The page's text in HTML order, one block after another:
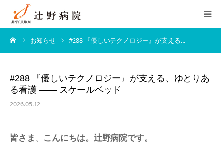
お知らせ #288 『優しいテクノロジー』が支える…
#288 『優しいテクノロジー』が支える、ゆとりあ
る看護 ―― スケールベッド
2026.05.12
皆さま、こんにちは。辻野病院です。
ご挨拶